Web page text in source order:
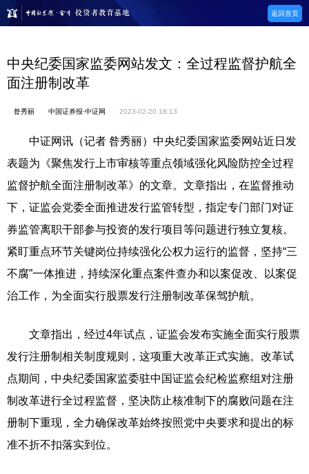
返回首页
中央纪委国家监委网站发文：全过程监督护航全
面注册制改革
昝秀丽 中国证券报·中证网 2023-02-20 18:13
中证网讯（记者 昝秀丽）中央纪委国家监委网站近日发
表题为《聚焦发行上市审核等重点领域强化风险防控全过程
监督护航全面注册制改革》的文章。文章指出，在监督推动
下，证监会党委全面推进发行监管转型，指定专门部门对证
券监管离职干部参与投资的发行项目等问题进行独立复核。
紧盯重点环节关键岗位持续强化公权力运行的监督，坚持“三
不腐”一体推进，持续深化重点案件查办和以案促改、以案促
治工作，为全面实行股票发行注册制改革保驾护航。
文章指出，经过4年试点，证监会发布实施全面实行股票
发行注册制相关制度规则，这项重大改革正式实施。改革试
点期间，中央纪委国家监委驻中国证监会纪检监察组对注册
制改革进行全过程监督，坚决防止核准制下的腐败问题在注
册制下重现，全力确保改革始终按照党中央要求和提出的标
准不折不扣落实到位。